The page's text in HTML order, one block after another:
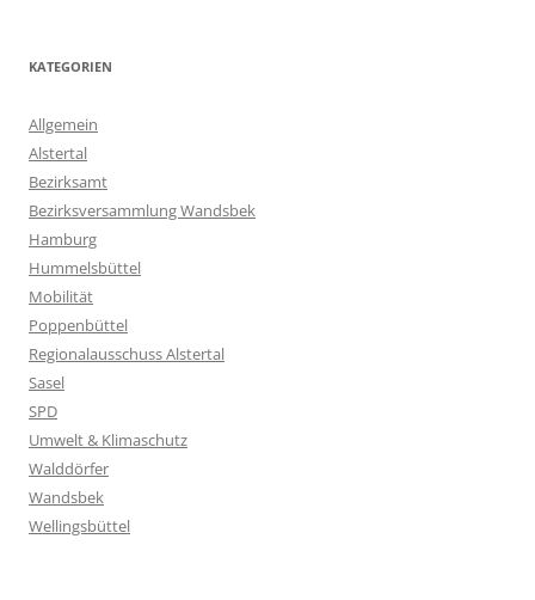
KATEGORIEN
Allgemein
Alstertal
Bezirksamt
Bezirksversammlung Wandsbek
Hamburg
Hummelsbüttel
Mobilität
Poppenbüttel
Regionalausschuss Alstertal
Sasel
SPD
Umwelt & Klimaschutz
Walddörfer
Wandsbek
Wellingsbüttel